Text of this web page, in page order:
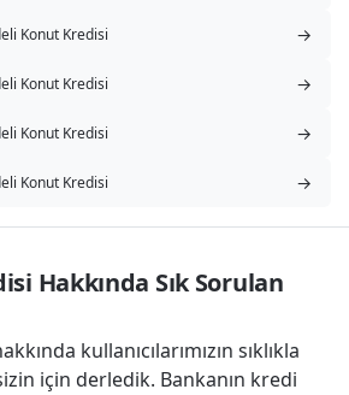
Konut Kredisi →
Konut Kredisi →
Konut Kredisi →
Konut Kredisi →
Hakkında Sık Sorulan
kullanıcılarımızın sıklıkla
için derledik. Bankanın kredi